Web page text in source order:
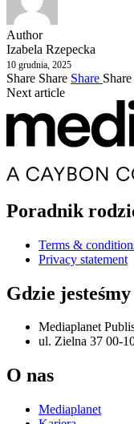
Author
Izabela Rzepecka
10 grudnia, 2025
Share Share Share Share
Next article
Poradnik
Terms &
Privacy statement
Gdzie jesteśmy
Mediaplanet
ul. Zielna 37 00-
O nas
Mediaplanet